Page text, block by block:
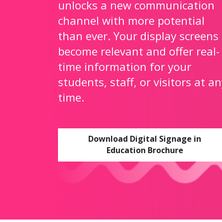
unlocks a new communication
channel with more potential
than ever. Your display screens
become relevant and offer real-
time information for your
students, staff, or visitors at
time.
Download Digital Signage in
Education Brochure